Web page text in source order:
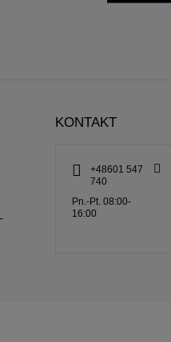
KONTAKT
+48601 547
740
Pn.-Pt. 08:00-
16:00